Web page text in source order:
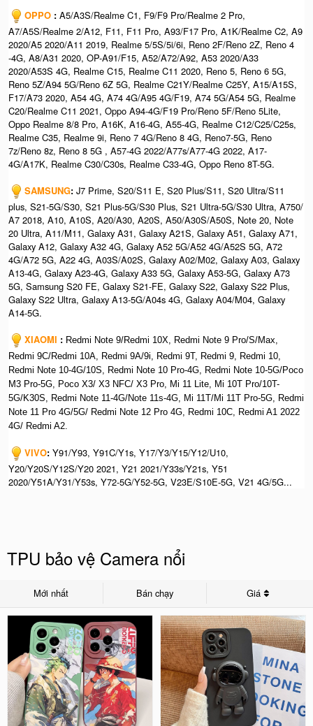
OPPO:A5/A3S/Realme C1, F9/F9 Pro/Realme 2 Pro,
A7/A5S/Realme 2/A12, F11, F11 Pro, A93/F17 Pro, A1K/Realme C2, A9
2020/A5 2020/A11 2019, Realme 5/5S/5i/6i, Reno 2F/Reno 2Z, Reno 4
-4G, A8/A31 2020, OP-A91/F15, A52/A72/A92, A53 2020/A33
2020/A53S 4G, Realme C15, Realme C11 2020, Reno 5, Reno 6 5G,
Reno 5Z/A94 5G/Reno 6Z 5G, Realme C21Y/Realme C25Y, A15/A15S,
F17/A73 2020, A54 4G, A74 4G/A95 4G/F19, A74 5G/A54 5G, Realme
C20/Realme C11 2021, Oppo A94-4G/F19 Pro/Reno 5F/Reno 5Lite,
Oppo Realme 8/8 Pro, A16K, A16-4G, A55-4G, Realme C12/C25/C25s,
Realme C35, Realme 9i, Reno 7 4G/Reno 8 4G, Reno7-5G, Reno
7z/Reno 8z, Reno 8 5G , A57-4G 2022/A77s/A77-4G 2022, A17-
4G/A17K, Realme C30/C30s, Realme C33-4G, Oppo Reno 8T-5G.
SAMSUNG:J7 Prime, S20/S11 E, S20 Plus/S11, S20 Ultra/S11
plus, S21-5G/S30, S21 Plus-5G/S30 Plus, S21 Ultra-5G/S30 Ultra, A750/
A7 2018, A10, A10S, A20/A30, A20S, A50/A30S/A50S, Note 20, Note
20 Ultra, A11/M11, Galaxy A31, Galaxy A21S, Galaxy A51, Galaxy A71,
Galaxy A12, Galaxy A32 4G, Galaxy A52 5G/A52 4G/A52S 5G, A72
4G/A72 5G, A22 4G, A03S/A02S, Galaxy A02/M02, Galaxy A03, Galaxy
A13-4G, Galaxy A23-4G, Galaxy A33 5G, Galaxy A53-5G, Galaxy A73
5G, Samsung S20 FE, Galaxy S21-FE, Galaxy S22, Galaxy S22 Plus,
Galaxy S22 Ultra, Galaxy A13-5G/A04s 4G, Galaxy A04/M04, Galaxy
A14-5G.
XIAOMI : Redmi Note 9/Redmi 10X, Redmi Note 9 Pro/S/Max,
Redmi 9C/Redmi 10A, Redmi 9A/9i, Redmi 9T, Redmi 9, Redmi 10,
Redmi Note 10-4G/10S, Redmi Note 10 Pro-4G, Redmi Note 10-5G/Poco
M3 Pro-5G, Poco X3/ X3 NFC/ X3 Pro, Mi 11 Lite, Mi 10T Pro/10T-
5G/K30S, Redmi Note 11-4G/Note 11s-4G, Mi 11T/Mi 11T Pro-5G, Redmi
Note 11 Pro 4G/5G/ Redmi Note 12 Pro 4G, Redmi 10C, Redmi A1 2022
4G/ Redmi A2.
VIVO:Y91/Y93, Y91C/Y1s, Y17/Y3/Y15/Y12/U10,
Y20/Y20S/Y12S/Y20 2021, Y21 2021/Y33s/Y21s, Y51
2020/Y51A/Y31/Y53s, Y72-5G/Y52-5G, V23E/S10E-5G, V21 4G/5G...
TPU bảo vệ Camera nổi
Mới nhất Bán chạy Giá